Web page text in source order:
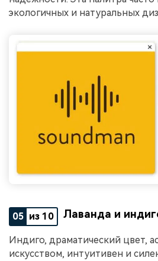
экологичных и натуральных
05 из 10 Лаванда и
Индиго, драматический цвет,
искусством, интуитивен и